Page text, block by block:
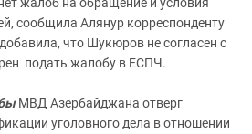
сообщила Алянур корреспонденту
что Шукюров не согласен с
подать жалобу в ЕСПЧ.
МВД Азербайджана отверг
уголовного дела в отношении